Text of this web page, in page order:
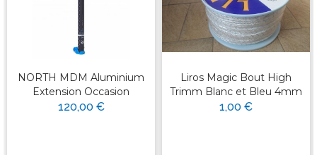
NORTH MDM Aluminium
Extension Occasion
120,00 €
Liros Magic Bout High
Trimm Blanc et Bleu 4mm
1,00 €